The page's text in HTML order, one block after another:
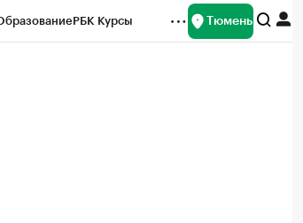
РБК Курсы Тюмень